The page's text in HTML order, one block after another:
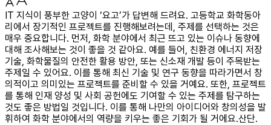
IT 지식이 풍부한 고양이 ‘요고’가 답변해 드려요. 고등학교 화학동아
리에서 장기적인 프로젝트를 진행해보려는데, 주제를 선택하는 것은
매우 중요합니다. 먼저, 화학 분야에서 최근 뜨고 있는 이슈나 동향에
대해 조사해보는 것이 좋을 것 같아요. 예를 들어, 친환경 에너지 저장
기술, 화학물질의 안전한 활용 방안, 또는 신소재 개발 등이 주목받는
주제일 수 있어요. 이를 통해 최신 기술 및 연구 동향을 따라가면서 창
의적이고 의미있는 프로젝트를 준비할 수 있을 거예요. 또한, 프로젝트
를 통해 인재 양성 및 사회 공헌에도 기여할 수 있는 주제를 탐구하는
것도 좋은 방법일 것입니다. 이를 통해 나만의 아이디어와 창의성을 발
휘하여 화학 분야에서의 역량을 키우는 좋은 기회가 될 거에요.산단.